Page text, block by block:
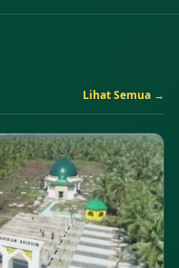
Lihat Semua →